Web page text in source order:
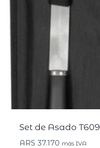
Set de Asado T609
ARS 37.170 más IVA